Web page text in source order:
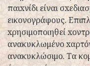
παιxνίδι είναι
εικονογράφους.
xρησιμοποιηθεί
ανακυκλωμένο
ανακυκλώσιμο. Τα